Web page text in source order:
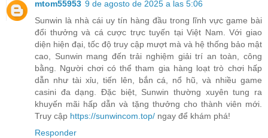
mtom55953 9 de agosto de 2025 a las 5:06
Sunwin là nhà cái uy tín hàng đầu trong lĩnh vực game bài
đổi thưởng và cá cược trực tuyến tại Việt Nam. Với giao
diện hiện đại, tốc độ truy cập mượt mà và hệ thống bảo mật
cao, Sunwin mang đến trải nghiệm giải trí an toàn, công
bằng. Người chơi có thể tham gia hàng loạt trò chơi hấp
dẫn như tài xỉu, tiến lên, bắn cá, nổ hũ, và nhiều game
casini đa dạng. Đặc biệt, Sunwin thường xuyên tung ra
khuyến mãi hấp dẫn và tặng thưởng cho thành viên mới.
Truy cập https://sunwincom.top/ ngay để khám phá!
Responder